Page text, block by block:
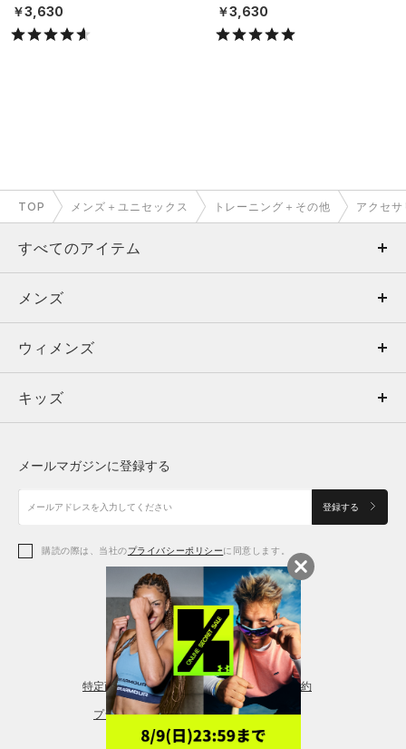
N）
￥3,630
N）
￥3,630
TOP メンズ＋ユニセックス トレーニング＋その他 アクセサ
すべてのアイテム
メンズ
ウィメンズ
キッズ
アクセサリー
メンズ
トップス
ボトムス
アクセサリー
ウィメンズ
トップス
シューズ
アクセサリー
レギンス＆タイツ
キッズ
シューズ
メールマガジンに登録する
登録する
購読の際は、当社のプライバシーポリシーに同意します。
特定商取引法に基づく通販の表記 会員規約
プライバシーポリシー